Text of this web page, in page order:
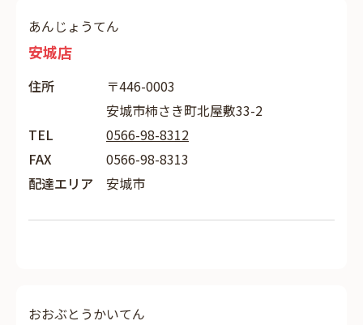
あんじょうてん
安城店
住所
〒446-0003
安城市柿さき町北屋敷33-2
TEL
0566-98-8312
FAX
0566-98-8313
配達エリア
安城市
おおぶとうかいてん